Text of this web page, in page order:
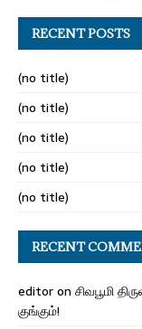
RECENT POSTS
(no title)
(no title)
(no title)
(no title)
(no title)
RECENT
editoron சிவபூமி
குங்கும்!